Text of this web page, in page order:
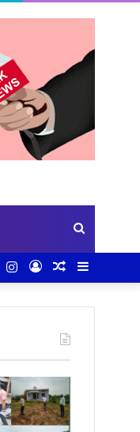
for
Random
Log
Instagram
YouTube